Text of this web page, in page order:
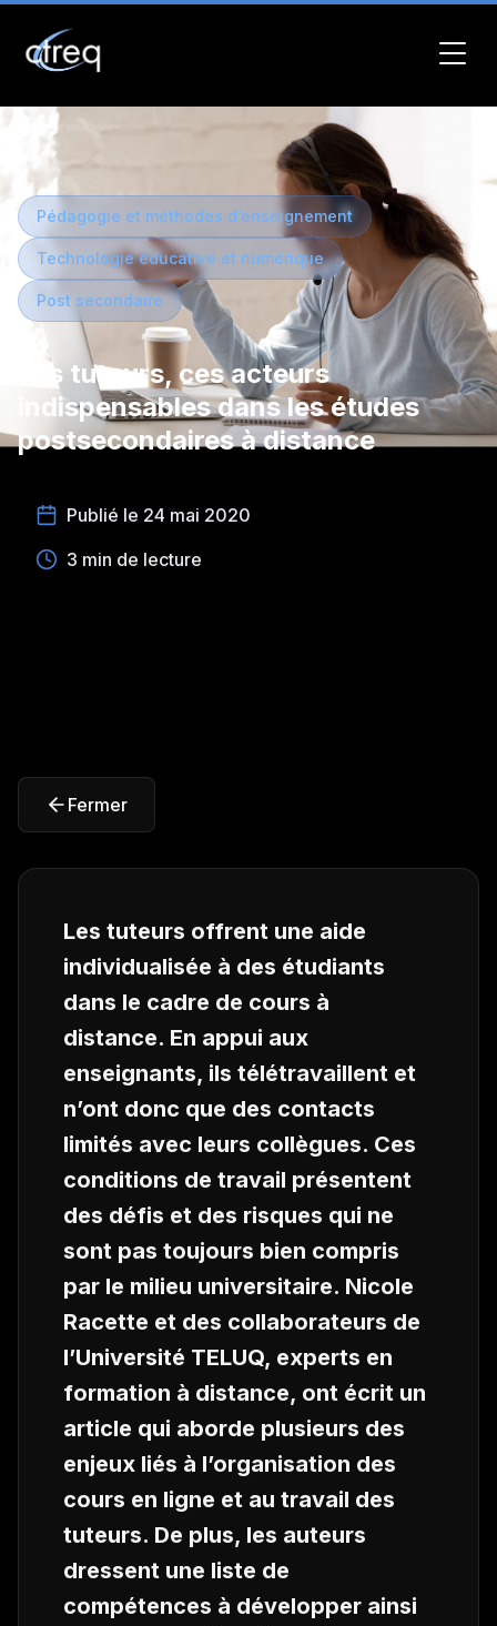
Pédagogie et méthodes d’enseignement
Technologie éducative et numérique
Post secondaire
Les tuteurs, ces acteurs
indispensables dans les études
postsecondaires à distance
Publié le 24 mai 2020
3 min de lecture
Fermer
Les tuteurs offrent une aide
individualisée à des étudiants
dans le cadre de cours à
distance. En appui aux
enseignants, ils télétravaillent et
n’ont donc que des contacts
limités avec leurs collègues. Ces
conditions de travail présentent
des défis et des risques qui ne
sont pas toujours bien compris
par le milieu universitaire. Nicole
Racette et des collaborateurs de
l’Université TELUQ, experts en
formation à distance, ont écrit un
article qui aborde plusieurs des
enjeux liés à l’organisation des
cours en ligne et au travail des
tuteurs. De plus, les auteurs
dressent une liste de
compétences à développer ainsi